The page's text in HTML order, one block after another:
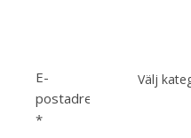
E-
postadress
*